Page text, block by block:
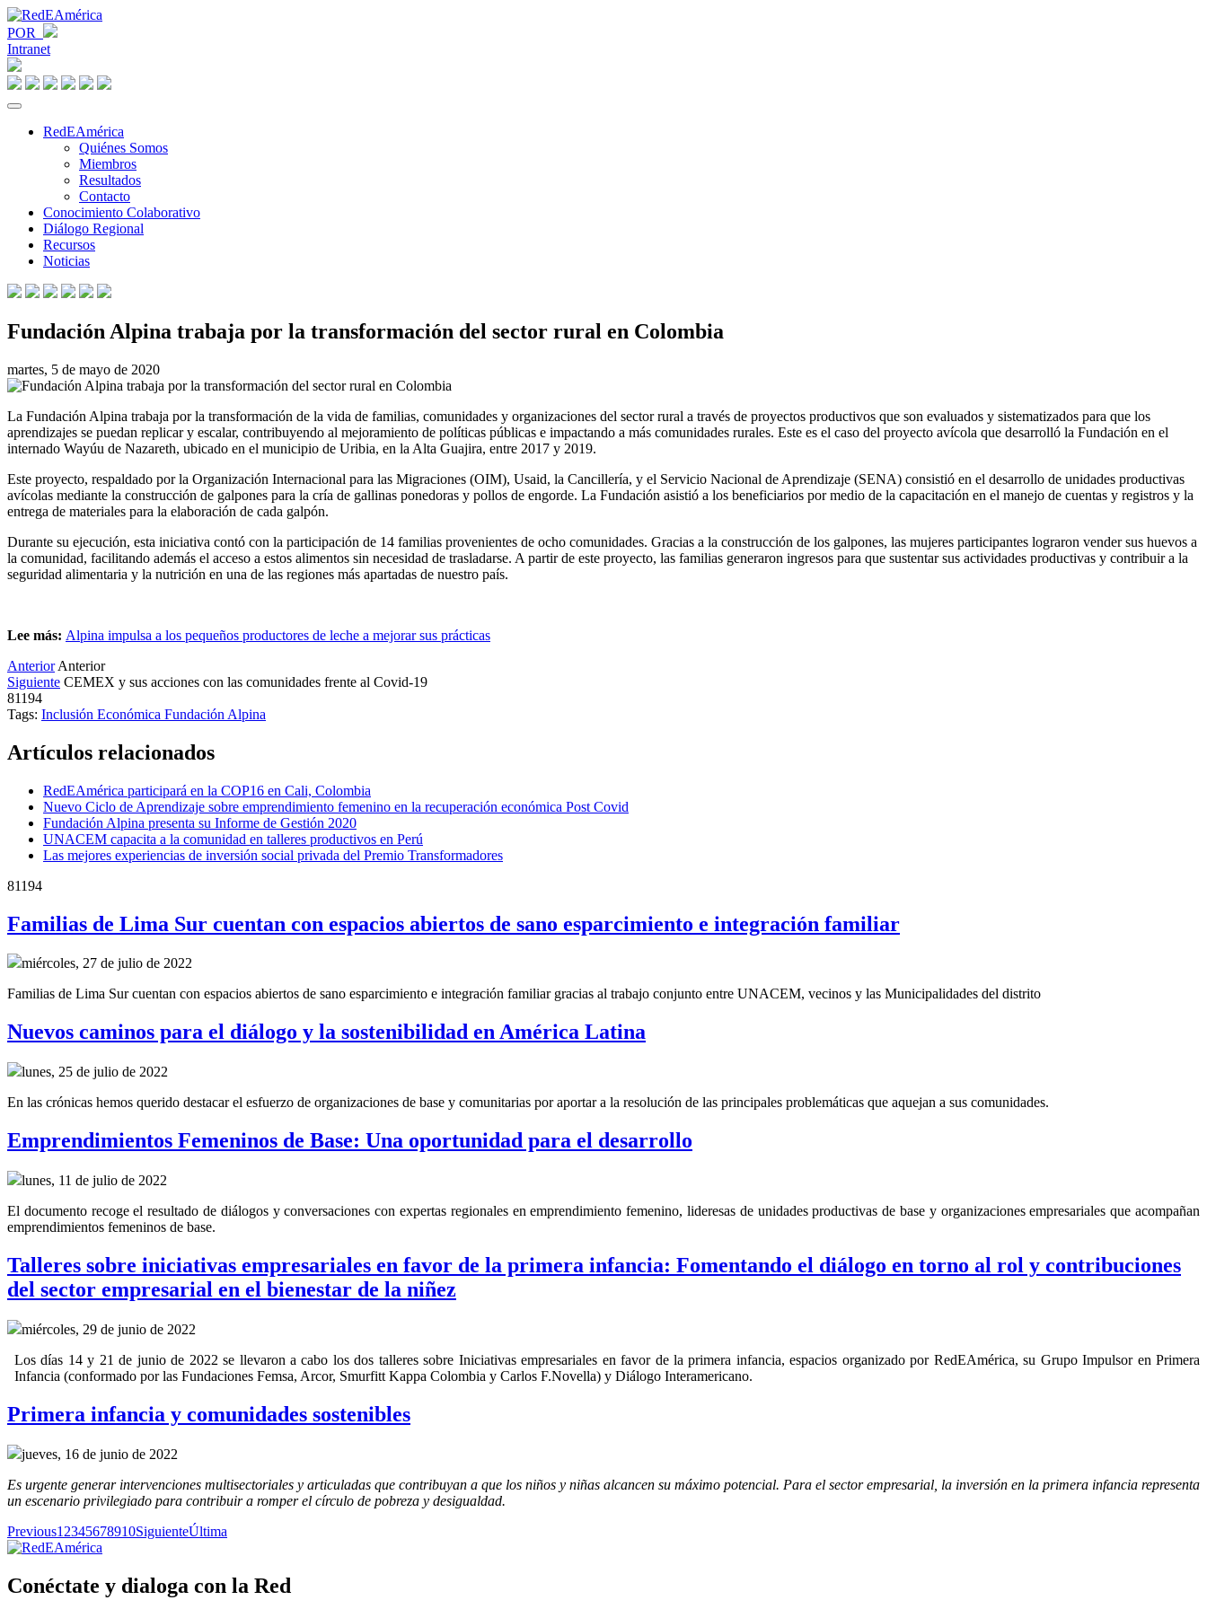
POR
Intranet
RedEAmérica
Quiénes Somos
Miembros
Resultados
Contacto
Conocimiento Colaborativo
Diálogo Regional
Recursos
Noticias
Fundación Alpina trabaja por la transformación del sector rural en Colombia
martes, 5 de mayo de 2020
La Fundación Alpina trabaja por la transformación de la vida de familias, comunidades y organizaciones del sector rural a través de proyectos productivos que son evaluados y sistematizados para que los
aprendizajes se puedan replicar y escalar, contribuyendo al mejoramiento de políticas públicas e impactando a más comunidades rurales. Este es el caso del proyecto avícola que desarrolló la Fundación en el
internado Wayúu de Nazareth, ubicado en el municipio de Uribia, en la Alta Guajira, entre 2017 y 2019.
Este proyecto, respaldado por la Organización Internacional para las Migraciones (OIM), Usaid, la Cancillería, y el Servicio Nacional de Aprendizaje (SENA) consistió en el desarrollo de unidades productivas
avícolas mediante la construcción de galpones para la cría de gallinas ponedoras y pollos de engorde. La Fundación asistió a los beneficiarios por medio de la capacitación en el manejo de cuentas y registros y la
entrega de materiales para la elaboración de cada galpón.
Durante su ejecución, esta iniciativa contó con la participación de 14 familias provenientes de ocho comunidades. Gracias a la construcción de los galpones, las mujeres participantes lograron vender sus huevos a
la comunidad, facilitando además el acceso a estos alimentos sin necesidad de trasladarse. A partir de este proyecto, las familias generaron ingresos para que sustentar sus actividades productivas y contribuir a la
seguridad alimentaria y la nutrición en una de las regiones más apartadas de nuestro país.
Lee más: Alpina impulsa a los pequeños productores de leche a mejorar sus prácticas
Anterior Anterior
Siguiente CEMEX y sus acciones con las comunidades frente al Covid-19
81194
Tags: Inclusión Económica Fundación Alpina
Artículos relacionados
RedEAmérica participará en la COP16 en Cali, Colombia
Nuevo Ciclo de Aprendizaje sobre emprendimiento femenino en la recuperación económica Post Covid
Fundación Alpina presenta su Informe de Gestión 2020
UNACEM capacita a la comunidad en talleres productivos en Perú
Las mejores experiencias de inversión social privada del Premio Transformadores
81194
Familias de Lima Sur cuentan con espacios abiertos de sano esparcimiento e integración familiar
miércoles, 27 de julio de 2022
Familias de Lima Sur cuentan con espacios abiertos de sano esparcimiento e integración familiar gracias al trabajo conjunto entre UNACEM, vecinos y las Municipalidades del distrito
Nuevos caminos para el diálogo y la sostenibilidad en América Latina
lunes, 25 de julio de 2022
En las crónicas hemos querido destacar el esfuerzo de organizaciones de base y comunitarias por aportar a la resolución de las principales problemáticas que aquejan a sus comunidades.
Emprendimientos Femeninos de Base: Una oportunidad para el desarrollo
lunes, 11 de julio de 2022
El documento recoge el resultado de diálogos y conversaciones con expertas regionales en emprendimiento femenino, lideresas de unidades productivas de base y organizaciones empresariales que acompañan
emprendimientos femeninos de base.
Talleres sobre iniciativas empresariales en favor de la primera infancia: Fomentando el diálogo en torno al rol y contribuciones
del sector empresarial en el bienestar de la niñez
miércoles, 29 de junio de 2022
Los días 14 y 21 de junio de 2022 se llevaron a cabo los dos talleres sobre Iniciativas empresariales en favor de la primera infancia, espacios organizado por RedEAmérica, su Grupo Impulsor en Primera
Infancia (conformado por las Fundaciones Femsa, Arcor, Smurfitt Kappa Colombia y Carlos F.Novella) y Diálogo Interamericano.
Primera infancia y comunidades sostenibles
jueves, 16 de junio de 2022
Es urgente generar intervenciones multisectoriales y articuladas que contribuyan a que los niños y niñas alcancen su máximo potencial. Para el sector empresarial, la inversión en la primera infancia representa
un escenario privilegiado para contribuir a romper el círculo de pobreza y desigualdad.
Previous1 2345678910SiguienteÚltima
Conéctate y dialoga con la Red